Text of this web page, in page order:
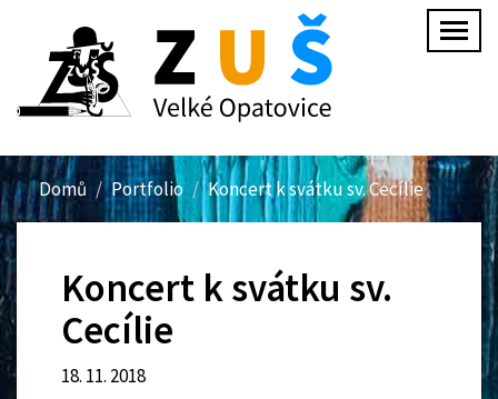
hlavnímu
obsahu
Domů Portfolio Koncert k svátku sv. Cecílie
Koncert k svátku sv.
Cecílie
18. 11. 2018